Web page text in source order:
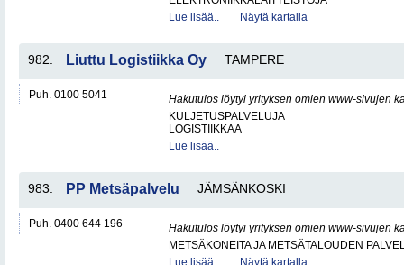
Lue lisää..
Näytä kartalla
982. Liuttu Logistiikka Oy TAMPERE
Puh. 0100 5041
Hakutulos löytyi yrityksen omien www-sivujen
KULJETUSPALVELUJA
LOGISTIIKKAA
Lue lisää..
983. PP Metsäpalvelu JÄMSÄNKOSKI
Puh. 0400 644 196
Hakutulos löytyi yrityksen omien www-sivujen
METSÄKONEITA JA METSÄTALOUDEN
Lue lisää..
Näytä kartalla